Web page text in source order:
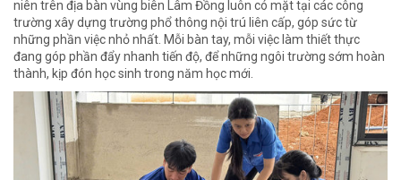
niên trên địa bàn vùng biên Lâm Đồng luôn có mặt tại các công
trường xây dựng trường phổ thông nội trú liên cấp, góp sức từ
những phần việc nhỏ nhất. Mỗi bàn tay, mỗi việc làm thiết thực
đang góp phần đẩy nhanh tiến độ, để những ngôi trường sớm hoàn
thành, kịp đón học sinh trong năm học mới.